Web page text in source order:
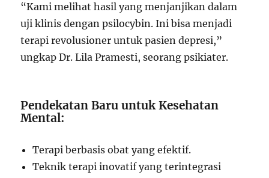
“Kami melihat hasil yang menjanjikan dalam
uji klinis dengan psilocybin. Ini bisa menjadi
terapi revolusioner untuk pasien depresi,”
ungkap Dr. Lila Pramesti, seorang psikiater.
Pendekatan Baru untuk Kesehatan
Mental:
Terapi berbasis obat yang efektif.
Teknik terapi inovatif yang terintegrasi